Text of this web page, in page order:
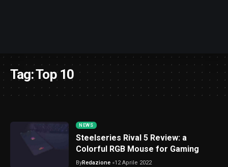
Tag:Top 10
NEWS
Steelseries Rival 5 Review: a
Colorful RGB Mouse for Gaming
ByRedazione 12 Aprile 2022